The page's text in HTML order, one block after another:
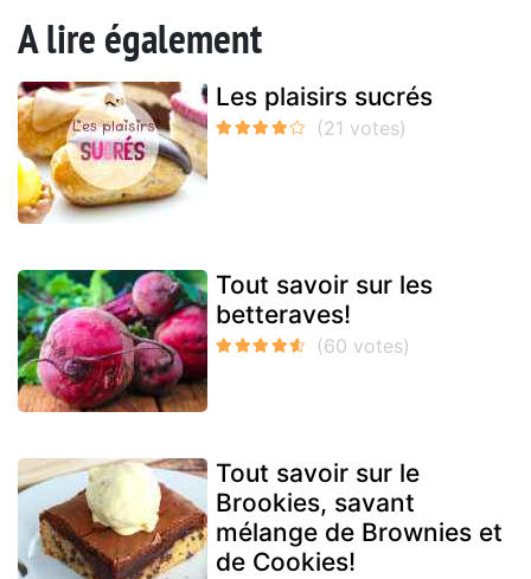
A lire également
Les plaisirs sucrés
Tout savoir sur les
betteraves!
Tout savoir sur le
Brookies, savant
mélange de Brownies et
de Cookies!